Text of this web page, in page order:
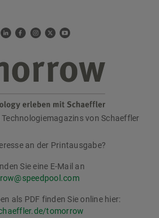
LinkedIn
Facebook
Instagram
X YouTube
tomorrow
Technologiemagazins von Schaeffler
an der Printausgabe?
Sie eine E-Mail an
als PDF finden Sie online hier:
tomorrow